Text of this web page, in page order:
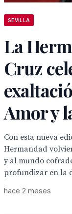
SEVILLA
La
Cruz
Amor y
Con esta nueva
Hermandad
y al mundo
profundizar en la
hace 2 meses